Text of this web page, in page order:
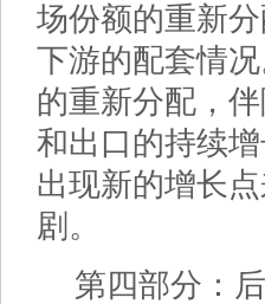
场份额的重新
下游的配套情
的重新分配，
和出口的持续
出现新的增长
剧。
第四部分：